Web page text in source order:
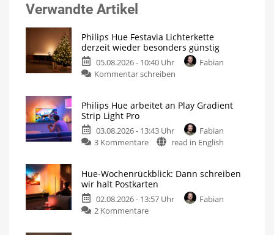
Verwandte Artikel
Philips Hue Festavia Lichterkette
derzeit wieder besonders günstig
05.08.2026 - 10:40 Uhr
Fabian
Kommentar schreiben
Philips Hue arbeitet an Play Gradient
Strip Light Pro
03.08.2026 - 13:43 Uhr
Fabian
3 Kommentare
read in English
Hue-Wochenrückblick: Dann schreiben
wir halt Postkarten
02.08.2026 - 13:57 Uhr
Fabian
2 Kommentare